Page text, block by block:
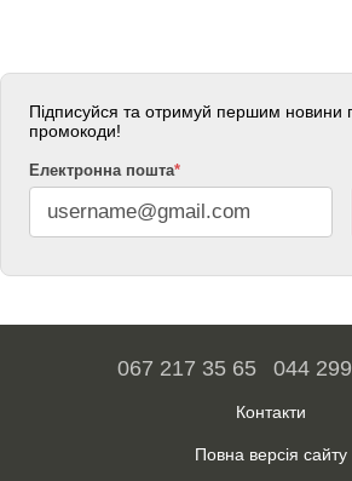
Підписуйся та отримуй першим новини
промокоди!
Електронна пошта*
067 217 35 65 044
Контакти
Повна версія сайту